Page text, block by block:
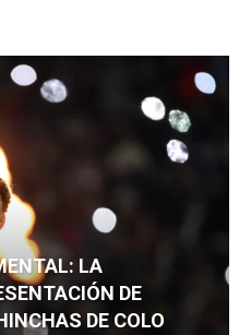
LA
DE
DE COLO